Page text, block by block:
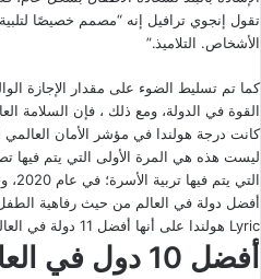
تقول إنجوي ترافيل إنه “مصمم خصيصًا لتلبية
الأشخاص. التلاميذ.”
كما تم تسليط الضوء على مقدار الإجازة
القوة في الدولة، ومع ذلك ، فإن السلامة
كانت درجة هولندا في مؤشر الأمان
ليست هذه هي المرة الأولى التي يتم فيها
Lyric هولندا على أنها أفضل 11 دولة في العالم لتنشئة أسرة.
أفضل 10 دول في العالم لتربية الأسرة